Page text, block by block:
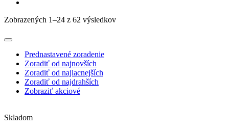
Zobrazených 1–24 z 62 výsledkov
Prednastavené zoradenie
Zoradiť od najnovších
Zoradiť od najlacnejších
Zoradiť od najdrahších
Zobraziť akciové
Skladom